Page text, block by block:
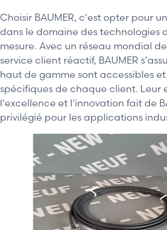
Choisir BAUMER, c'est opter pour
dans le domaine des technologies
mesure. Avec un réseau mondial
service client réactif, BAUMER
haut de gamme sont accessibles
spécifiques de chaque client. Leur
l'excellence et l'innovation fait de
privilégié pour les applications